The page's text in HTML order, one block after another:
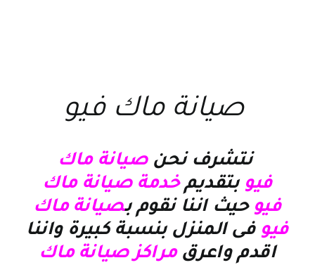
صيانة ماك فيو
نتشرف نحن صيانة ماك
فيو بتقديمخدمة صيانة ماك
فيوحيث اننا نقوم بصيانة ماك
فيو فى المنزل بنسبة كبيرة واننا
اقدم واعرق مراكز صيانة ماك